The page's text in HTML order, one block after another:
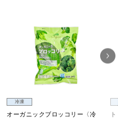
冷凍
オーガニックブロッコリー〈冷